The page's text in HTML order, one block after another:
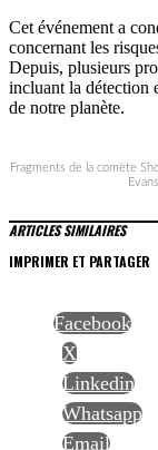
Cet événement a
concernant les
Depuis, plusieurs
incluant la détection
de notre planète.
Fragments de la comète
ARTICLES SIMILAIRES
IMPRIMER ET PARTAGER
Facebook
X
Linkedin
Whatsapp
Email